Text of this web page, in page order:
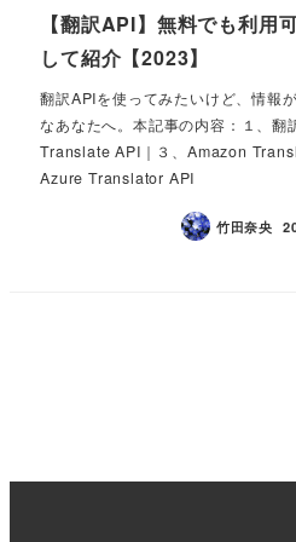
【翻訳API】無料でも利用
して紹介【2023】
翻訳APIを使ってみたいけど、情報
なあなたへ。本記事の内容：１、
Translate API｜３、Amazon
Azure Translator API
竹田奈央